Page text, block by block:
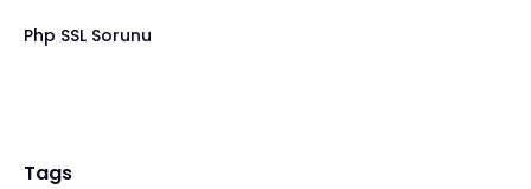
Php SSL Sorunu
Tags